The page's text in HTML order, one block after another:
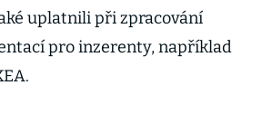
uplatnili při zpracování
pro inzerenty, například